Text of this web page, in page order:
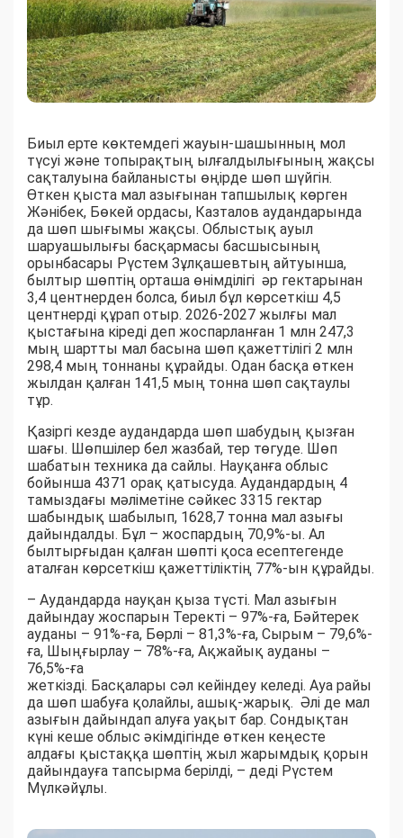
Биыл ерте көктемдегі жауын-шашынның мол
түсуі және топырақтың ылғалдылығының жақсы
сақталуына байланысты өңірде шөп шүйгін.
Өткен қыста мал азығынан тапшылық көрген
Жәнібек, Бөкей ордасы, Казталов аудандарында
да шөп шығымы жақсы. Облыстық ауыл
шаруашылығы басқармасы басшысының
орынбасары Рүстем Зұлқашевтың айтуынша,
былтыр шөптің орташа өнімділігі әр гектарынан
3,4 центнерден болса, биыл бұл көрсеткіш 4,5
центнерді құрап отыр. 2026-2027 жылғы мал
қыстағына кіреді деп жоспарланған 1 млн 247,3
мың шартты мал басына шөп қажеттілігі 2 млн
298,4 мың тоннаны құрайды. Одан басқа өткен
жылдан қалған 141,5 мың тонна шөп сақтаулы
тұр.
Қазіргі кезде аудандарда шөп шабудың қызған
шағы. Шөпшілер бел жазбай, тер төгуде. Шөп
шабатын техника да сайлы. Науқанға облыс
бойынша 4371 орақ қатысуда. Аудандардың 4
тамыздағы мәліметіне сәйкес 3315 гектар
шабындық шабылып, 1628,7 тонна мал азығы
дайындалды. Бұл – жоспардың 70,9%-ы. Ал
былтырғыдан қалған шөпті қоса есептегенде
аталған көрсеткіш қажеттіліктің 77%-ын құрайды.
– Аудандарда науқан қыза түсті. Мал азығын
дайындау жоспарын Теректі – 97%-ға, Бәйтерек
ауданы – 91%-ға, Бөрлі – 81,3%-ға, Сырым – 79,6%-
ға, Шыңғырлау – 78%-ға, Ақжайық ауданы –
76,5%-ға
жеткізді. Басқалары сәл кейіндеу келеді. Ауа райы
да шөп шабуға қолайлы, ашық-жарық. Әлі де мал
азығын дайындап алуға уақыт бар. Сондықтан
күні кеше облыс әкімдігінде өткен кеңесте
алдағы қыстаққа шөптің жыл жарымдық қорын
дайындауға тапсырма берілді, – деді Рүстем
Мүлкәйұлы.